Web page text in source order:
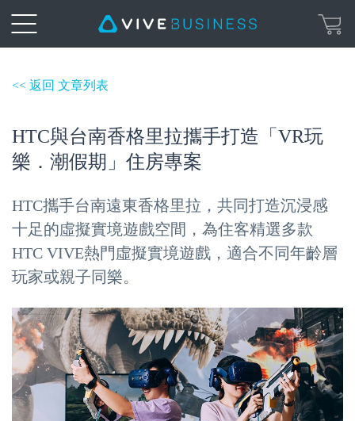
<< 返回 文章列表
HTC與台南香格里拉攜手打造「VR玩
樂．潮假期」住房專案
HTC攜手台南遠東香格里拉，共同打造沉浸感
十足的虛擬實境遊戲空間，為住客精選多款
HTC VIVE熱門虛擬實境遊戲，適合不同年齡層
玩家或親子同樂。